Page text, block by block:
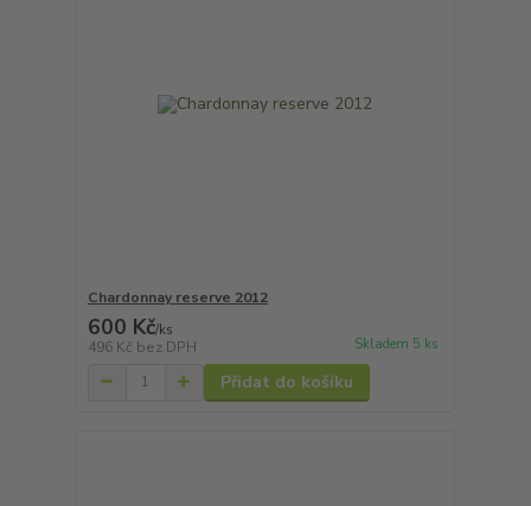
Chardonnay reserve 2012
600 Kč/ks
496 Kč bez DPH Skladem 5 ks
Přidat do košíku